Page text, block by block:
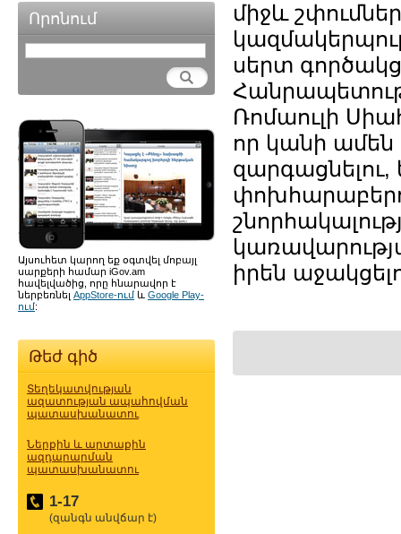
Որոնում
Այսուհետ կարող եք օգտվել մոբայլ
սարքերի համար iGov.am
հավելվածից, որը հնարավոր է
ներբեռնել AppStore-ում և Google Play-
ում:
Թեժ գիծ
Տեղեկատվության
ազատության ապահովման
պատասխանատու
Ներքին և արտաքին
ազդարարման
պատասխանատու
1-17
(զանգն անվճար է)
միջև
սերտ
Ռոմաուլի
որ կանի ամեն
զարգացնելու,
իրեն